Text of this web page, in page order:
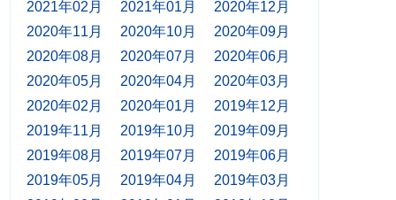
2021年02月 2021年01月
2020年12月
2020年11月
2020年10月
2020年09月
2020年08月
2020年07月
2020年06月
2020年05月
2020年04月
2020年03月
2020年02月
2020年01月
2019年12月
2019年11月
2019年10月
2019年09月
2019年08月
2019年07月
2019年06月
2019年05月
2019年04月
2019年03月